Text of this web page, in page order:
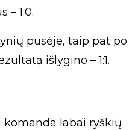
– 1:0.
pusėje, taip pat po
išlygino – 1:1.
komanda labai ryškių